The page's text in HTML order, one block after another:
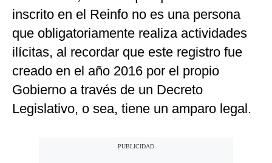
inscrito en el Reinfo no es una persona
que obligatoriamente realiza actividades
ilícitas, al recordar que este registro fue
creado en el año 2016 por el propio
Gobierno a través de un Decreto
Legislativo, o sea, tiene un amparo legal.